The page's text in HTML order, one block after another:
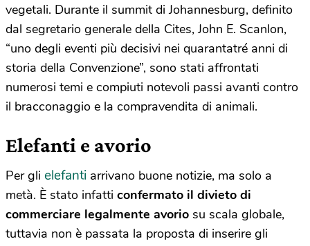
vegetali. Durante il summit di Johannesburg, definito
dal segretario generale della Cites, John E. Scanlon,
“uno degli eventi più decisivi nei quarantatré anni di
storia della Convenzione”, sono stati affrontati
numerosi temi e compiuti notevoli passi avanti contro
il bracconaggio e la compravendita di animali.
Elefanti e avorio
Per gli elefanti arrivano buone notizie, ma solo a
metà. È stato infatti confermato il divieto di
commerciare legalmente avorio su scala globale,
tuttavia non è passata la proposta di inserire gli